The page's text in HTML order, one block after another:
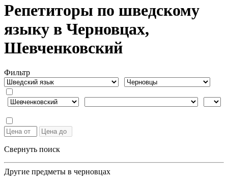
Репетиторы по шведскому
языку в Черновцах,
Шевченковский
Фильтр
Свернуть поиск
Другие предметы в черновцах